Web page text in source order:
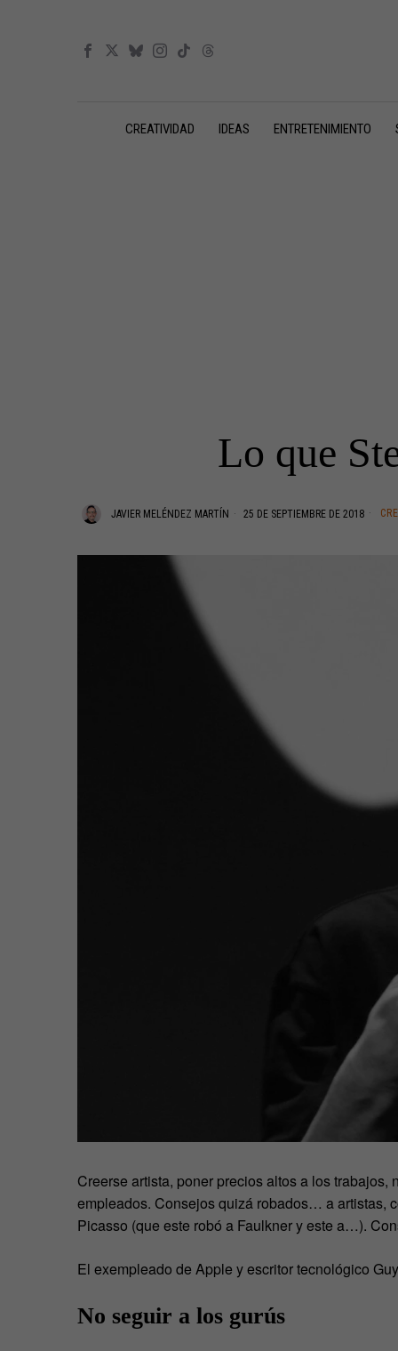
CREATIVIDAD IDEAS ENTRETENIMIENTO
Lo que
JAVIER MELÉNDEZ MARTÍN 25 DE SEPTIEMBRE DE 2018
Creerse artista, poner precios altos a los
empleados. Consejos quizá robados… a artistas,
Picasso (que este robó a Faulkner y este a…).
El exempleado de Apple y escritor tecnológico
No seguir a los gurús